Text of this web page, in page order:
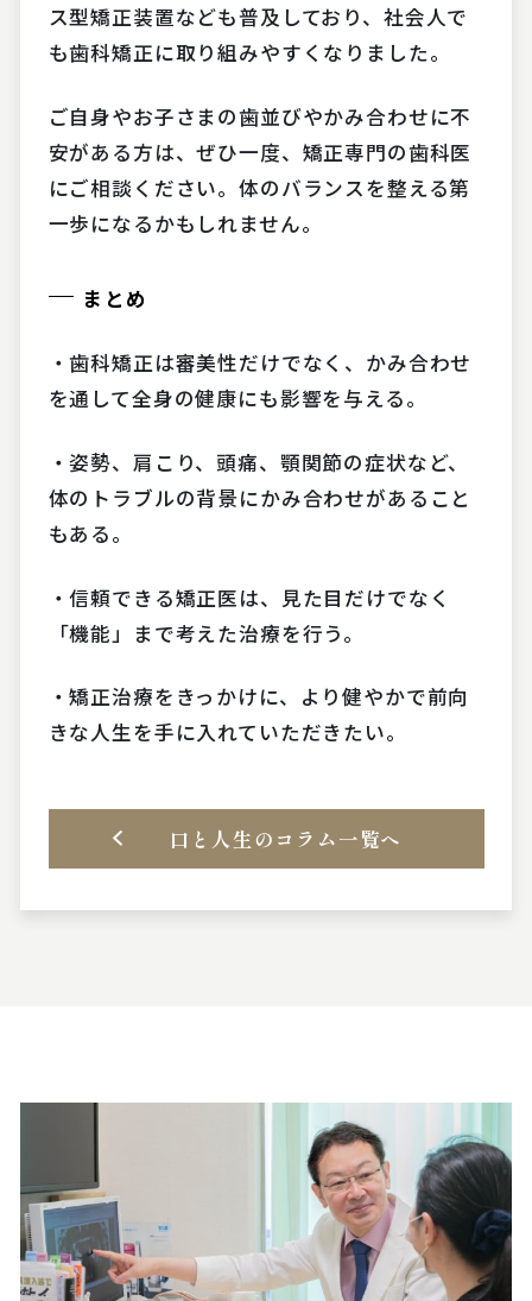
ス型矯正装置なども普及しており、社会人で
も歯科矯正に取り組みやすくなりました。
ご自身やお子さまの歯並びやかみ合わせに不
安がある方は、ぜひ一度、矯正専門の歯科医
にご相談ください。体のバランスを整える第
一歩になるかもしれません。
まとめ
・歯科矯正は審美性だけでなく、かみ合わせ
を通して全身の健康にも影響を与える。
・姿勢、肩こり、頭痛、顎関節の症状など、
体のトラブルの背景にかみ合わせがあること
もある。
・信頼できる矯正医は、見た目だけでなく
「機能」まで考えた治療を行う。
・矯正治療をきっかけに、より健やかで前向
きな人生を手に入れていただきたい。
口と人生のコラム一覧へ